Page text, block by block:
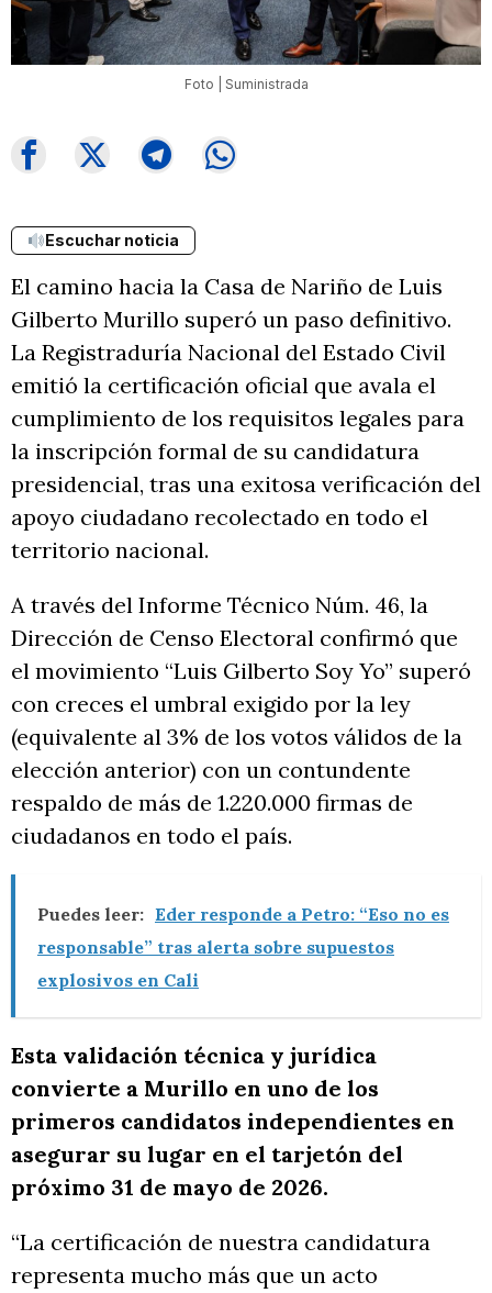
Foto | Suministrada
Escuchar noticia
El camino hacia la Casa de Nariño de Luis
Gilberto Murillo superó un paso definitivo.
La Registraduría Nacional del Estado Civil
emitió la certificación oficial que avala el
cumplimiento de los requisitos legales para
la inscripción formal de su candidatura
presidencial, tras una exitosa verificación del
apoyo ciudadano recolectado en todo el
territorio nacional.
A través del Informe Técnico Núm. 46, la
Dirección de Censo Electoral confirmó que
el movimiento “Luis Gilberto Soy Yo” superó
con creces el umbral exigido por la ley
(equivalente al 3% de los votos válidos de la
elección anterior) con un contundente
respaldo de más de 1.220.000 firmas de
ciudadanos en todo el país.
Puedes leer: Eder responde a Petro: “Eso no es
responsable” tras alerta sobre supuestos
explosivos en Cali
Esta validación técnica y jurídica
convierte a Murillo en uno de los
primeros candidatos independientes en
asegurar su lugar en el tarjetón del
próximo 31 de mayo de 2026.
“La certificación de nuestra candidatura
representa mucho más que un acto